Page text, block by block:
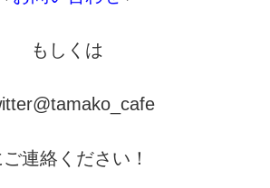
もしくは
ご連絡ください！